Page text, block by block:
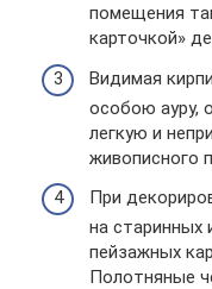
помещения
карточкой»
Видимая
особою ауру,
легкую и
живописного
При
на старинных
пейзажных
Полотняные